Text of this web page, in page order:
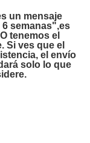
un mensaje
semanas",es
tenemos el
Si ves que el
el envío
solo lo que